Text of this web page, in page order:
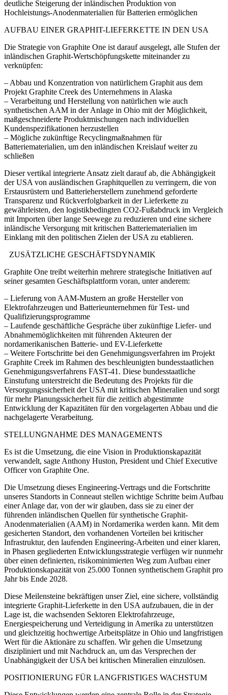
deutliche Steigerung der inländischen Produktion von
Hochleistungs-Anodenmaterialien für Batterien ermöglichen
AUFBAU EINER GRAPHIT-LIEFERKETTE IN DEN USA
Die Strategie von Graphite One ist darauf ausgelegt, alle Stufen der
inländischen Graphit-Wertschöpfungskette miteinander zu
verknüpfen:
– Abbau und Konzentration von natürlichem Graphit aus dem
Projekt Graphite Creek des Unternehmens in Alaska
– Verarbeitung und Herstellung von natürlichen wie auch
synthetischen AAM in der Anlage in Ohio mit der Möglichkeit,
maßgeschneiderte Produktmischungen nach individuellen
Kundenspezifikationen herzustellen
– Mögliche zukünftige Recyclingmaßnahmen für
Batteriematerialien, um den inländischen Kreislauf weiter zu
schließen
Dieser vertikal integrierte Ansatz zielt darauf ab, die Abhängigkeit
der USA von ausländischen Graphitquellen zu verringern, die von
Erstausrüstern und Batterieherstellern zunehmend geforderte
Transparenz und Rückverfolgbarkeit in der Lieferkette zu
gewährleisten, den logistikbedingten CO2-Fußabdruck im Vergleich
mit Importen über lange Seewege zu reduzieren und eine sichere
inländische Versorgung mit kritischen Batteriematerialien im
Einklang mit den politischen Zielen der USA zu etablieren.
ZUSÄTZLICHE GESCHÄFTSDYNAMIK
Graphite One treibt weiterhin mehrere strategische Initiativen auf
seiner gesamten Geschäftsplattform voran, unter anderem:
– Lieferung von AAM-Mustern an große Hersteller von
Elektrofahrzeugen und Batterieunternehmen für Test- und
Qualifizierungsprogramme
– Laufende geschäftliche Gespräche über zukünftige Liefer- und
Abnahmemöglichkeiten mit führenden Akteuren der
nordamerikanischen Batterie- und EV-Lieferkette
– Weitere Fortschritte bei den Genehmigungsverfahren im Projekt
Graphite Creek im Rahmen des beschleunigten bundesstaatlichen
Genehmigungsverfahrens FAST-41. Diese bundesstaatliche
Einstufung unterstreicht die Bedeutung des Projekts für die
Versorgungssicherheit der USA mit kritischen Mineralien und sorgt
für mehr Planungssicherheit für die zeitlich abgestimmte
Entwicklung der Kapazitäten für den vorgelagerten Abbau und die
nachgelagerte Verarbeitung.
STELLUNGNAHME DES MANAGEMENTS
Es ist die Umsetzung, die eine Vision in Produktionskapazität
verwandelt, sagte Anthony Huston, President und Chief Executive
Officer von Graphite One.
Die Umsetzung dieses Engineering-Vertrags und die Fortschritte
unseres Standorts in Conneaut stellen wichtige Schritte beim Aufbau
einer Anlage dar, von der wir glauben, dass sie zu einer der
führenden inländischen Quellen für synthetische Graphit-
Anodenmaterialien (AAM) in Nordamerika werden kann. Mit dem
gesicherten Standort, den vorhandenen Vorteilen bei kritischer
Infrastruktur, den laufenden Engineering-Arbeiten und einer klaren,
in Phasen gegliederten Entwicklungsstrategie verfügen wir nunmehr
über einen definierten, risikominimierten Weg zum Aufbau einer
Produktionskapazität von 25.000 Tonnen synthetischem Graphit pro
Jahr bis Ende 2028.
Diese Meilensteine bekräftigen unser Ziel, eine sichere, vollständig
integrierte Graphit-Lieferkette in den USA aufzubauen, die in der
Lage ist, die wachsenden Sektoren Elektrofahrzeuge,
Energiespeicherung und Verteidigung in Amerika zu unterstützen
und gleichzeitig hochwertige Arbeitsplätze in Ohio und langfristigen
Wert für die Aktionäre zu schaffen. Wir gehen die Umsetzung
diszipliniert und mit Nachdruck an, um das Versprechen der
Unabhängigkeit der USA bei kritischen Mineralien einzulösen.
POSITIONIERUNG FÜR LANGFRISTIGES WACHSTUM